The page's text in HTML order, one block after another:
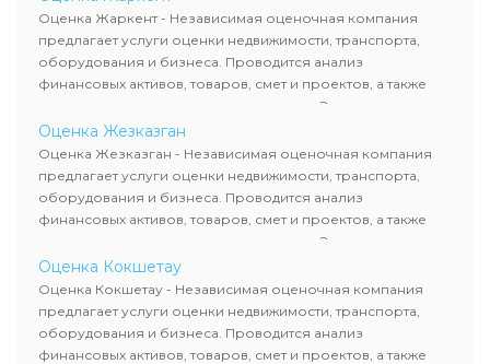
рассчитывают ущерб. Все отчеты соответствуют
требованиям законодательства и используются для
сделок, кредитования и судебных процессов.
Оценка Жаркент - Независимая оценочная компания
предлагает услуги оценки недвижимости, транспорта,
оборудования и бизнеса. Проводится анализ
финансовых активов, товаров, смет и проектов, а также
оценка животных и недропользования. Эксперты
определяют рыночную стоимость имущества и
рассчитывают ущерб. Все отчеты соответствуют
требованиям законодательства и используются для
сделок, кредитования и судебных процессов.
Оценка Жезказган
Оценка Жезказган - Независимая оценочная компания
предлагает услуги оценки недвижимости, транспорта,
оборудования и бизнеса. Проводится анализ
финансовых активов, товаров, смет и проектов, а также
оценка животных и недропользования. Эксперты
определяют рыночную стоимость имущества и
рассчитывают ущерб. Все отчеты соответствуют
требованиям законодательства и используются для
сделок, кредитования и судебных процессов.
Оценка Кокшетау
Оценка Кокшетау - Независимая оценочная компания
предлагает услуги оценки недвижимости, транспорта,
оборудования и бизнеса. Проводится анализ
финансовых активов, товаров, смет и проектов, а также